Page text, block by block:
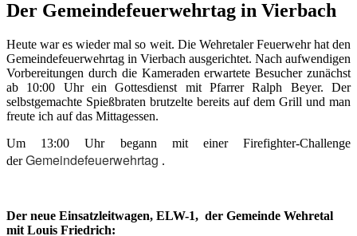
Der Gemeindefeuerwehrtag in Vierbach
Heute war es wieder mal so weit. Die Wehretaler Feuerwehr hat den
Gemeindefeuerwehrtag in Vierbach ausgerichtet. Nach aufwendigen
Vorbereitungen durch die Kameraden erwartete Besucher zunächst
ab 10:00 Uhr ein Gottesdienst mit Pfarrer Ralph Beyer. Der
selbstgemachte Spießbraten brutzelte bereits auf dem Grill und man
freute ich auf das Mittagessen.
Um 13:00 Uhr begann mit einer Firefighter-Challenge
derGemeindefeuerwehrtag .
Der neue Einsatzleitwagen, ELW-1, der Gemeinde Wehretal
mit Louis Friedrich: